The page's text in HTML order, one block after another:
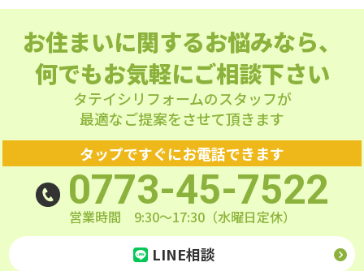
お住まいに関するお悩みなら、
何でもお気軽にご相談下さい
タテイシリフォームのスタッフが
最適なご提案をさせて頂きます
タップですぐにお電話できます
0773-45-7522
営業時間 9:30～17:30（水曜日定休）
LINE相談